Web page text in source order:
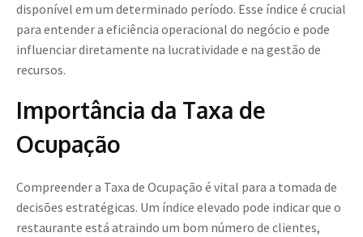
disponível em um determinado período. Esse índice é crucial
para entender a eficiência operacional do negócio e pode
influenciar diretamente na lucratividade e na gestão de
recursos.
Importância da Taxa de
Ocupação
Compreender a Taxa de Ocupação é vital para a tomada de
decisões estratégicas. Um índice elevado pode indicar que o
restaurante está atraindo um bom número de clientes,